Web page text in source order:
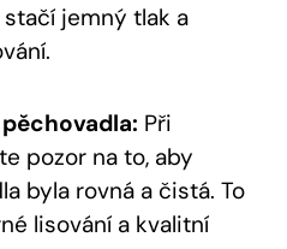
jemný tlak a
Při
pozor na to, aby
byla rovná a čistá. To
lisování a kvalitní